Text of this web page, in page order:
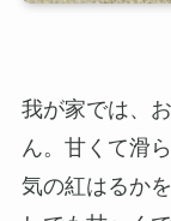
我が家では、
ん。甘くて滑
気の紅はるか